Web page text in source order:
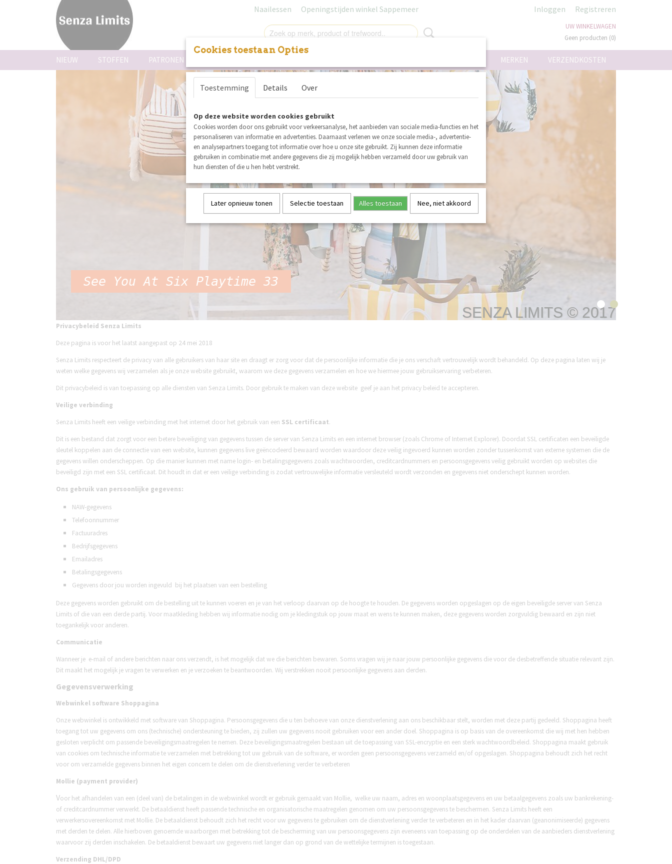
Naailessen Openingstijden winkel Sappemeer Inloggen Registreren
UW WINKELWAGEN
Geen producten (0)
VERZENDKOSTEN
MERKEN
NIEUW STOFFEN PATRONEN
SENZA LIMITS © 2017
De mooiste stoffen en fournituren voor jouw naaiproject
SENZA LIMITS © 2017
See You At Six Playtime 33
SENZA LIMITS © 2017
Ruitjes en Ibizabandjes
SENZA LIMITS © 2017
KATIA FABRICS EQUINOX COLLECTIE SENZA LIMITS © 2017
Notches
Privacybeleid Senza Limits
Deze pagina is voor het laatst aangepast op 24 mei 2018
Senza Limits respecteert de privacy van alle gebruikers van haar site en draagt er zorg voor dat de persoonlijke informatie die je ons verschaft vertrouwelijk wordt behandeld. Op deze pagina laten wij je
weten welke gegevens wij verzamelen als je onze website gebruikt, waarom we deze gegevens verzamelen en hoe we hiermee jouw gebruikservaring verbeteren.
Dit privacybeleid is van toepassing op alle diensten van Senza Limits. Door gebruik te maken van deze website geef je aan het privacy beleid te accepteren.
Veilige verbinding
Senza Limits heeft een veilige verbinding met het internet door het gebruik van een SSL certificaat.
Dit is een bestand dat zorgt voor een betere beveiliging van gegevens tussen de server van Senza Limits en een internet browser (zoals Chrome of Internet Explorer). Doordat SSL certificaten een beveiligde
sleutel koppelen aan de connectie van een website, kunnen gegevens live geëncodeerd bewaard worden waardoor deze veilig ingevoerd kunnen worden zonder tussenkomst van externe systemen die de
gegevens willen onderscheppen. Op die manier kunnen met name login- en betalingsgegevens zoals wachtwoorden, creditcardnummers en persoonsgegevens veilig gebruikt worden op websites die
beveiligd zijn met een SSL certificaat. Dit houdt in dat er een veilige verbinding is zodat vertrouwelijke informatie versleuteld wordt verzonden en gegevens niet onderschept kunnen worden.
Ons gebruik van persoonlijke gegevens:
NAW-gegevens
Telefoonnummer
Factuuradres
Bedrijfsgegevens
Emailadres
Betalingsgegevens
Gegevens door jou worden ingevuld bij het plaatsen van een bestelling
Deze gegevens worden gebruikt om de bestelling uit te kunnen voeren en je van het verloop daarvan op de hoogte te houden. De gegevens worden opgeslagen op de eigen beveiligde server van Senza
Limits of die van een derde partij. Voor maatkleding hebben wij informatie nodig om je kledingstuk op jouw maat en wens te kunnen maken, deze gegevens worden zorgvuldig bewaard en zijn niet
toegankelijk voor anderen.
Communicatie
Wanneer je e-mail of andere berichten naar ons verzendt, is het mogelijk dat we die berichten bewaren. Soms vragen wij je naar jouw persoonlijke gegevens die voor de desbetreffende situatie relevant zijn.
Dit maakt het mogelijk je vragen te verwerken en je verzoeken te beantwoorden. Wij verstrekken nooit persoonlijke gegevens aan derden.
Gegevensverwerking
Webwinkel software Shoppagina
Onze webwinkel is ontwikkeld met software van Shoppagina. Persoonsgegevens die u ten behoeve van onze dienstverlening aan ons beschikbaar stelt, worden met deze partij gedeeld. Shoppagina heeft
toegang tot uw gegevens om ons (technische) ondersteuning te bieden, zij zullen uw gegevens nooit gebruiken voor een ander doel. Shoppagina is op basis van de overeenkomst die wij met hen hebben
gesloten verplicht om passende beveiligingsmaatregelen te nemen. Deze beveiligingsmaatregelen bestaan uit de toepassing van SSL-encryptie en een sterk wachtwoordbeleid. Shoppagina maakt gebruik
van cookies om technische informatie te verzamelen met betrekking tot uw gebruik van de software, er worden geen persoonsgegevens verzameld en/of opgeslagen. Shoppagina behoudt zich het recht
voor om verzamelde gegevens binnen het eigen concern te delen om de dienstverlening verder te verbeteren
Mollie (payment provider)
Voor het afhandelen van een (deel van) de betalingen in de webwinkel wordt er gebruik gemaakt van Mollie, welke uw naam, adres en woonplaatsgegevens en uw betaalgegevens zoals uw bankrekening-
of creditcardnummer verwerkt. De betaaldienst heeft passende technische en organisatorische maatregelen genomen om uw persoonsgegevens te beschermen. Senza Limits heeft een
verwerkersovereenkomst met Mollie. De betaaldienst behoudt zich het recht voor uw gegevens te gebruiken om de dienstverlening verder te verbeteren en in het kader daarvan (geanonimiseerde) gegevens
met derden te delen. Alle hierboven genoemde waarborgen met betrekking tot de bescherming van uw persoonsgegevens zijn eveneens van toepassing op de onderdelen van de aanbieders dienstverlening
waarvoor zij derden inschakelen. De betaaldienst bewaart uw gegevens niet langer dan op grond van de wettelijke termijnen is toegestaan.
Verzending DHL/DPD
Cookies toestaan Opties
Toestemming Details Over
Op deze website worden cookies gebruikt
Cookies worden door ons gebruikt voor verkeersanalyse, het aanbieden van sociale media-functies en het
personaliseren van informatie en advertenties. Daarnaast verlenen we onze sociale media-, advertentie-
en analysepartners toegang tot informatie over hoe u onze site gebruikt. Zij kunnen deze informatie
gebruiken in combinatie met andere gegevens die zij mogelijk hebben verzameld door uw gebruik van
hun diensten of die u hen hebt verstrekt.
Later opnieuw tonen Selectie toestaan Alles toestaan Nee, niet akkoord